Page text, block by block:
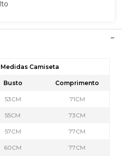
Camiseta
Busto Comprimento
53CM 71CM
55CM 73CM
57CM 77CM
60CM 77CM